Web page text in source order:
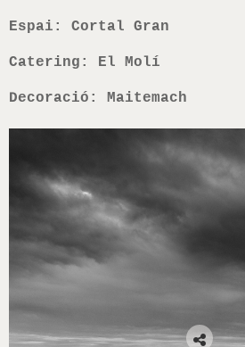
Espai: Cortal Gran
Catering: El Molí
Decoració: Maitemach